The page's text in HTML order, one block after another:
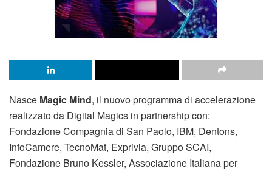
Nasce Magic Mind, il nuovo programma di accelerazione
realizzato da Digital Magics in partnership con:
Fondazione Compagnia di San Paolo, IBM, Dentons,
InfoCamere, TecnoMat, Exprivia, Gruppo SCAI,
Fondazione Bruno Kessler, Associazione Italiana per